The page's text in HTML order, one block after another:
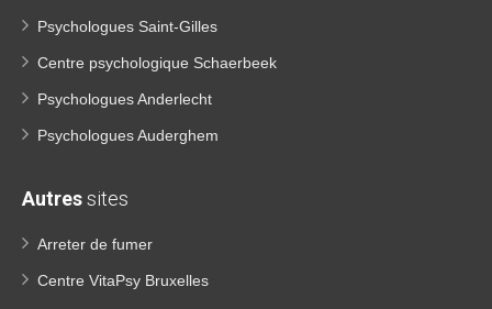
Psychologues Saint-Gilles
Centre psychologique Schaerbeek
Psychologues Anderlecht
Psychologues Auderghem
Autressites
Arreter de fumer
Centre VitaPsy Bruxelles